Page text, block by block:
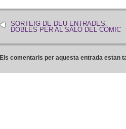
SORTEIG DE DEU ENTRADES
DOBLES PER AL SALÓ DEL CÒMIC
Els comentaris per aquesta entrada estan